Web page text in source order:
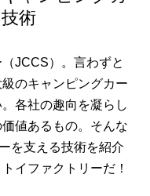
術
JCCS）。言わずと
のキャンピングカー
各社の趣向を凝らし
値あるもの。そんな
を支える技術を紹介
イファクトリーだ！